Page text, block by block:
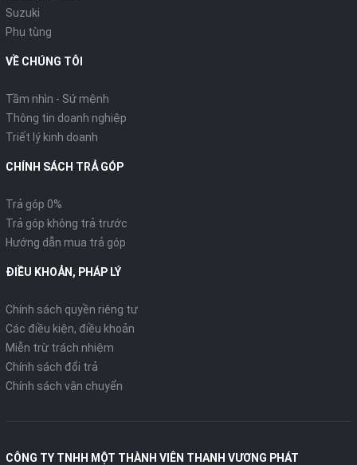
Suzuki
Phụ tùng
VỀ CHÚNG TÔI
Tầm nhìn - Sứ mệnh
Thông tin doanh nghiệp
Triết lý kinh doanh
CHÍNH SÁCH TRẢ GÓP
Trả góp 0%
Trả góp không trả trước
Hướng dẫn mua trả góp
ĐIỀU KHOẢN, PHÁP LÝ
Chính sách quyền riêng tư
Các điều kiện, điều khoản
Miễn trừ trách nhiệm
Chính sách đổi trả
Chính sách vận chuyển
CÔNG TY TNHH MỘT THÀNH VIÊN THANH VƯƠNG PHÁT